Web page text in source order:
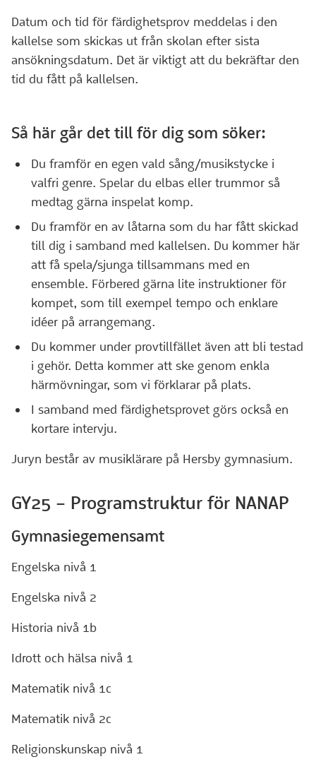
Datum och tid för färdighetsprov meddelas i den
kallelse som skickas ut från skolan efter sista
ansökningsdatum. Det är viktigt att du bekräftar den
tid du fått på kallelsen.
Så här går det till för dig som söker:
Du framför en egen vald sång/musikstycke i
valfri genre. Spelar du elbas eller trummor så
medtag gärna inspelat komp.
Du framför en av låtarna som du har fått skickad
till dig i samband med kallelsen. Du kommer här
att få spela/sjunga tillsammans med en
ensemble. Förbered gärna lite instruktioner för
kompet, som till exempel tempo och enklare
idéer på arrangemang.
Du kommer under provtillfället även att bli testad
i gehör. Detta kommer att ske genom enkla
härmövningar, som vi förklarar på plats.
I samband med färdighetsprovet görs också en
kortare intervju.
Juryn består av musiklärare på Hersby gymnasium.
GY25 – Programstruktur för NANAP
Gymnasiegemensamt
Engelska nivå 1
Engelska nivå 2
Historia nivå 1b
Idrott och hälsa nivå 1
Matematik nivå 1c
Matematik nivå 2c
Religionskunskap nivå 1